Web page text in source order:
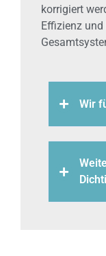
korrigiert
Effizienz
Wir